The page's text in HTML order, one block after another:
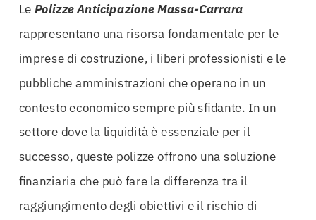
Le Polizze Anticipazione Massa-Carrara
rappresentano una risorsa fondamentale per le
imprese di costruzione, i liberi professionisti e le
pubbliche amministrazioni che operano in un
contesto economico sempre più sfidante. In un
settore dove la liquidità è essenziale per il
successo, queste polizze offrono una soluzione
finanziaria che può fare la differenza tra il
raggiungimento degli obiettivi e il rischio di